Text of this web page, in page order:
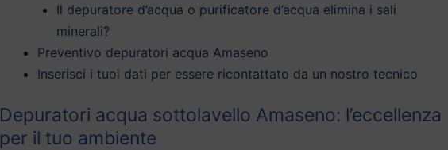
Il depuratore d’acqua o purificatore d’acqua elimina i sali
minerali?
Preventivo depuratori acqua Amaseno
Inserisci i tuoi dati per essere ricontattato da un nostro tecnico
Depuratori acqua sottolavello Amaseno: l’eccellenza
per il tuo ambiente